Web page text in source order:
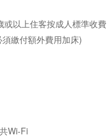
或以上住客按成人標準收費
須繳付額外費用加床)
Wi-Fi